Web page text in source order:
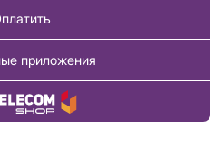
приложения
товар